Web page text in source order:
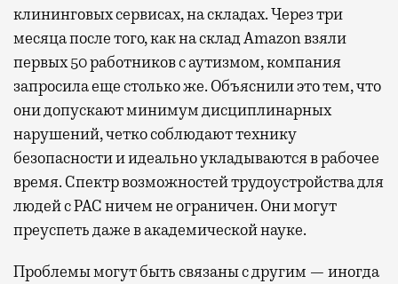
клининговых сервисах, на складах. Через три
месяца после того, как на склад Amazon взяли
первых 50 работников с аутизмом, компания
запросила еще столько же. Объяснили это тем, что
они допускают минимум дисциплинарных
нарушений, четко соблюдают технику
безопасности и идеально укладываются в рабочее
время. Спектр возможностей трудоустройства для
людей с РАС ничем не ограничен. Они могут
преуспеть даже в академической науке.
Проблемы могут быть связаны с другим — иногда